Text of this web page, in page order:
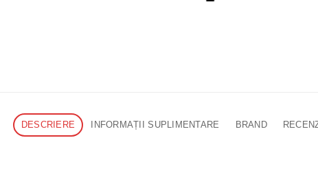
DESCRIERE INFORMAȚII SUPLIMENTARE BRAND